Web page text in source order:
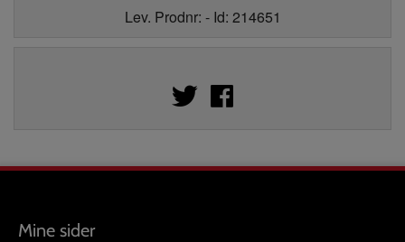
Lev. Prodnr: - Id: 214651
Mine sider